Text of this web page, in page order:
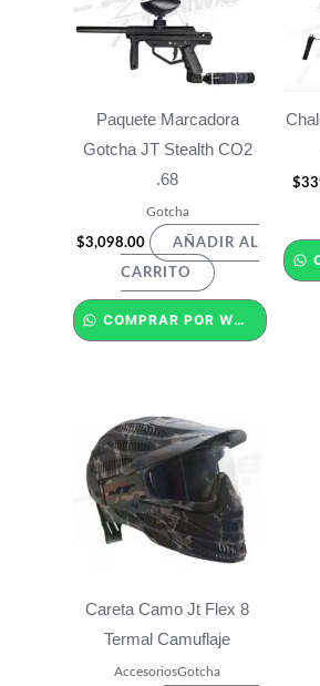
Paquete Marcadora
Gotcha JT Stealth CO2
.68
Gotcha
$3,098.00 AÑADIR AL
CARRITO
COMPRAR POR WHATSAPP
$
Careta Camo Jt Flex 8
Termal Camuflaje
AccesoriosGotcha